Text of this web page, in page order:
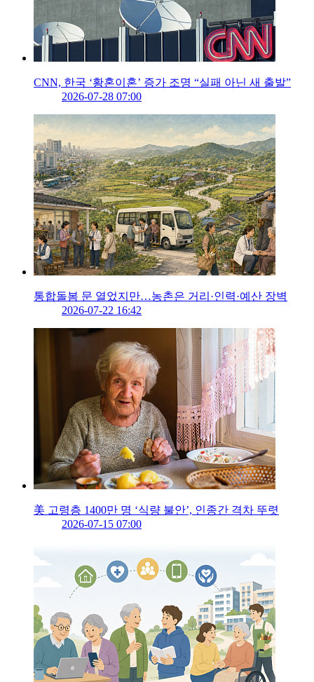
CNN, 한국 ‘황혼이혼’ 증가 조명 “실패 아닌 새 출발”
2026-07-28 07:00
통합돌봄 문 열었지만…농촌은 거리·인력·예산 장벽
2026-07-22 16:42
美 고령층 1400만 명 ‘식량 불안’, 인종간 격차 뚜렷
2026-07-15 07:00